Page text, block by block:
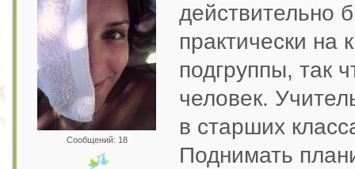
Сообщений: 18
действительно
практически на
подгруппы, так
человек.
в старших
Поднимать